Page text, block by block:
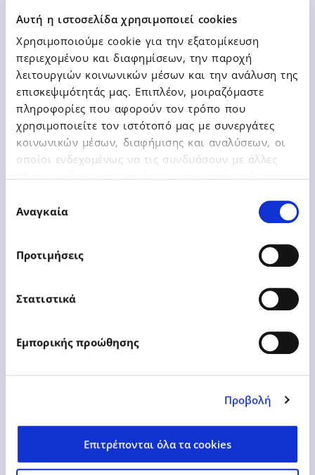
Αυτή η ιστοσελίδα χρησιμοποιεί cookies
Χρησιμοποιούμε cookie για την εξατομίκευση
περιεχομένου και διαφημίσεων, την παροχή
λειτουργιών κοινωνικών μέσων και την ανάλυση της
επισκεψιμότητάς μας. Επιπλέον, μοιραζόμαστε
πληροφορίες που αφορούν τον τρόπο που
χρησιμοποιείτε τον ιστότοπό μας με συνεργάτες
κοινωνικών μέσων, διαφήμισης και αναλύσεων, οι
οποίοι ενδεχομένως να τις συνδυάσουν με άλλες
σας χρήση των υπηρεσιών τους.
συγκατάθεσης
Αναγκαία
Προτιμήσεις
Στατιστικά
Εμπορικής προώθησης
Προβολή
Επιτρέπονται όλα τα cookies
Learn More
the best businesses in Europe at